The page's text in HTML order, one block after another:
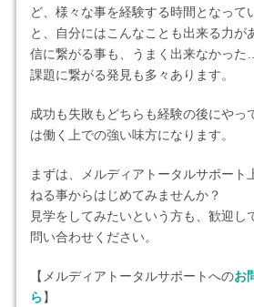
ど、様々な事を経験する時間となって
と、自分にはこんなことも出来る力が
信に繋がる事も、うまく出来なかっ
課題に繋がる発見も多々あります。
成功も失敗もどちらも経験の後にやっ
は働く上での強い味方になります。
まずは、メルディアトータルサポート
ねる事からはじめてみませんか？
見学をしてみたいという方も、歓迎し
問い合わせください。
【メルディアトータルサポートへのお
ら】